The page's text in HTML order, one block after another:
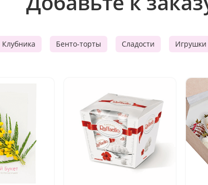
Клубника Бенто-торты Сладости Игрушки